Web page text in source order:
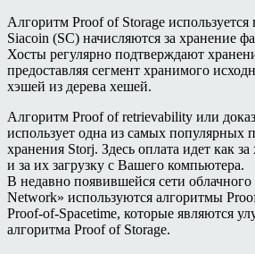
Алгоритм Proof of Storage
Siacoin (SC) начисляются за хранение
Хосты регулярно подтверждают
предоставляя сегмент хранимого
хэшей из дерева хешей.
Алгоритм Proof of retrievability или
использует одна из самых популярных
хранения Storj. Здесь оплата идет как
и за их загрузку с Вашего компьютера.
В недавно появившейся сети
Network» используются алгоритмы
Proof-of-Spacetime, которые являются
алгоритма Proof of Storage.